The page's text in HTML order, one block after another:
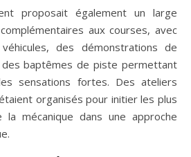
proposait également un large
aux courses, avec
des démonstrations de
baptêmes de piste permettant
sensations fortes. Des ateliers
organisés pour initier les plus
mécanique dans une approche